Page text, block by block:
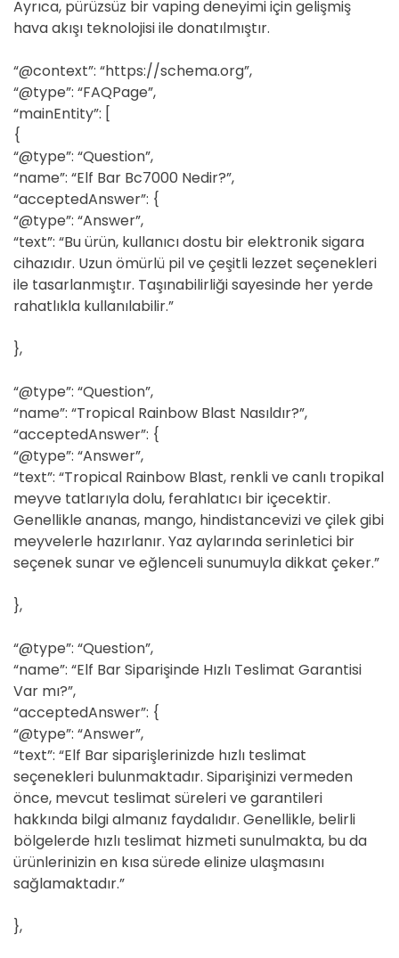
Ayrıca, pürüzsüz bir vaping deneyimi için gelişmiş
hava akışı teknolojisi ile donatılmıştır.
“@context”: “https://schema.org”,
“@type”: “FAQPage”,
“mainEntity”: [
{
“@type”: “Question”,
“name”: “Elf Bar Bc7000 Nedir?”,
“acceptedAnswer”: {
“@type”: “Answer”,
“text”: “Bu ürün, kullanıcı dostu bir elektronik sigara
cihazıdır. Uzun ömürlü pil ve çeşitli lezzet seçenekleri
ile tasarlanmıştır. Taşınabilirliği sayesinde her yerde
rahatlıkla kullanılabilir.”
},
“@type”: “Question”,
“name”: “Tropical Rainbow Blast Nasıldır?”,
“acceptedAnswer”: {
“@type”: “Answer”,
“text”: “Tropical Rainbow Blast, renkli ve canlı tropikal
meyve tatlarıyla dolu, ferahlatıcı bir içecektir.
Genellikle ananas, mango, hindistancevizi ve çilek gibi
meyvelerle hazırlanır. Yaz aylarında serinletici bir
seçenek sunar ve eğlenceli sunumuyla dikkat çeker.”
},
“@type”: “Question”,
“name”: “Elf Bar Siparişinde Hızlı Teslimat Garantisi
Var mı?”,
“acceptedAnswer”: {
“@type”: “Answer”,
“text”: “Elf Bar siparişlerinizde hızlı teslimat
seçenekleri bulunmaktadır. Siparişinizi vermeden
önce, mevcut teslimat süreleri ve garantileri
hakkında bilgi almanız faydalıdır. Genellikle, belirli
bölgelerde hızlı teslimat hizmeti sunulmakta, bu da
ürünlerinizin en kısa sürede elinize ulaşmasını
sağlamaktadır.”
},